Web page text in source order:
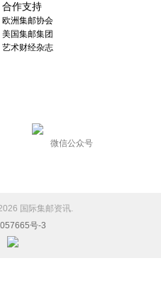
合作支持
欧洲集邮协会
美国集邮集团
艺术财经杂志
微信公众号
国际集邮资讯.
号-3